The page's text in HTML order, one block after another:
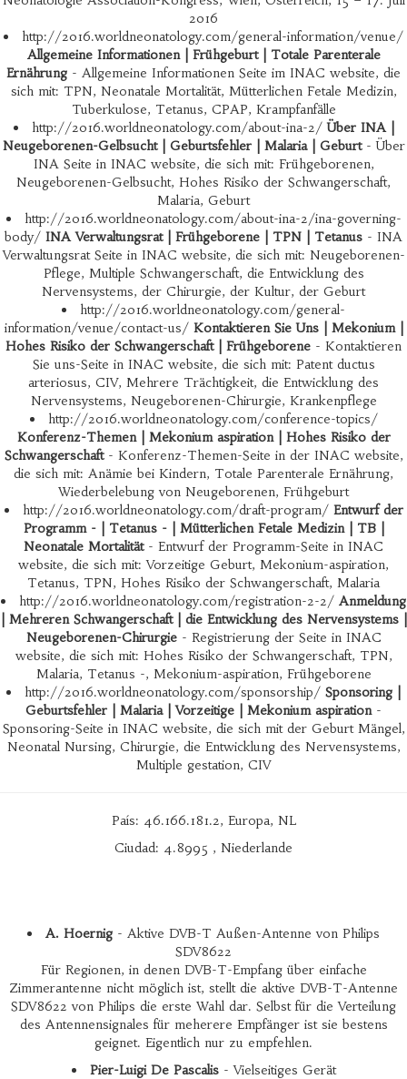
2016
http://2016.worldneonatology.com/general-information/venue/
Allgemeine Informationen | Frühgeburt | Totale Parenterale
Ernährung - Allgemeine Informationen Seite im INAC website, die
sich mit: TPN, Neonatale Mortalität, Mütterlichen Fetale Medizin,
Tuberkulose, Tetanus, CPAP, Krampfanfälle
http://2016.worldneonatology.com/about-ina-2/Über INA |
Neugeborenen-Gelbsucht | Geburtsfehler | Malaria | Geburt - Über
INA Seite in INAC website, die sich mit: Frühgeborenen,
Neugeborenen-Gelbsucht, Hohes Risiko der Schwangerschaft,
Malaria, Geburt
http://2016.worldneonatology.com/about-ina-2/ina-governing-
body/ INA Verwaltungsrat | Frühgeborene | TPN | Tetanus - INA
Verwaltungsrat Seite in INAC website, die sich mit: Neugeborenen-
Pflege, Multiple Schwangerschaft, die Entwicklung des
Nervensystems, der Chirurgie, der Kultur, der Geburt
http://2016.worldneonatology.com/general-
information/venue/contact-us/ Kontaktieren Sie Uns | Mekonium |
Hohes Risiko der Schwangerschaft | Frühgeborene - Kontaktieren
Sie uns-Seite in INAC website, die sich mit: Patent ductus
arteriosus, CIV, Mehrere Trächtigkeit, die Entwicklung des
Nervensystems, Neugeborenen-Chirurgie, Krankenpflege
http://2016.worldneonatology.com/conference-topics/
Konferenz-Themen | Mekonium aspiration | Hohes Risiko der
Schwangerschaft- Konferenz-Themen-Seite in der INAC website,
die sich mit: Anämie bei Kindern, Totale Parenterale Ernährung,
Wiederbelebung von Neugeborenen, Frühgeburt
http://2016.worldneonatology.com/draft-program/ Entwurf der
Programm - | Tetanus - | Mütterlichen Fetale Medizin | TB |
Neonatale Mortalität - Entwurf der Programm-Seite in INAC
website, die sich mit: Vorzeitige Geburt, Mekonium-aspiration,
Tetanus, TPN, Hohes Risiko der Schwangerschaft, Malaria
http://2016.worldneonatology.com/registration-2-2/ Anmeldung
| Mehreren Schwangerschaft | die Entwicklung des Nervensystems |
Neugeborenen-Chirurgie - Registrierung der Seite in INAC
website, die sich mit: Hohes Risiko der Schwangerschaft, TPN,
Malaria, Tetanus -, Mekonium-aspiration, Frühgeborene
http://2016.worldneonatology.com/sponsorship/ Sponsoring |
Geburtsfehler | Malaria | Vorzeitige | Mekonium aspiration -
Sponsoring-Seite in INAC website, die sich mit der Geburt Mängel,
Neonatal Nursing, Chirurgie, die Entwicklung des Nervensystems,
Multiple gestation, CIV
País: 46.166.181.2, Europa, NL
Ciudad: 4.8995 , Niederlande
A. Hoernig - Aktive DVB-T Außen-Antenne von Philips
SDV8622
Für Regionen, in denen DVB-T-Empfang über einfache
Zimmerantenne nicht möglich ist, stellt die aktive DVB-T-Antenne
SDV8622 von Philips die erste Wahl dar. Selbst für die Verteilung
des Antennensignales für meherere Empfänger ist sie bestens
geignet. Eigentlich nur zu empfehlen.
Pier-Luigi De Pascalis- Vielseitiges Gerät